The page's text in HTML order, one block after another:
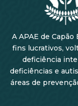
A APAE de
fins lucrativos,
deficiência
deficiências e
áreas de